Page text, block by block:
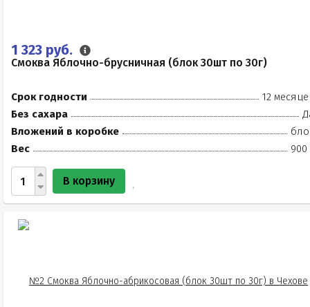
1 323 руб.
Смоква Яблочно-брусничная (блок 30шт по 30г)
Срок годности
12
Без сахара
Вложений в коробке
Вес
900
В корзину